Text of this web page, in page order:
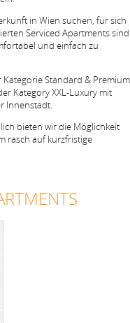
in Wien suchen, für sich
Serviced Apartments sind
und einfach zu
Standard & Premium
Kategory XXL-Luxury mit
Innenstadt.
bieten wir die Möglichkeit
rasch auf kurzfristige